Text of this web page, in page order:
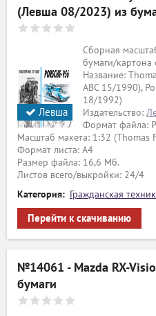
(Левша 08/2023) из
Левша
Сборная
бумаги/
Название:
ABC 15/1990),
18/1992)
Издательство:
Формат файла:
Масштаб макета: 1:32 (Thomas
Формат листа: А4
Размер файла: 16,6 Мб.
Листов всего/выкройки: 24/4
Категория: Гражданская
Перейти к скачиванию
№14061 - Mazda RX-
бумаги